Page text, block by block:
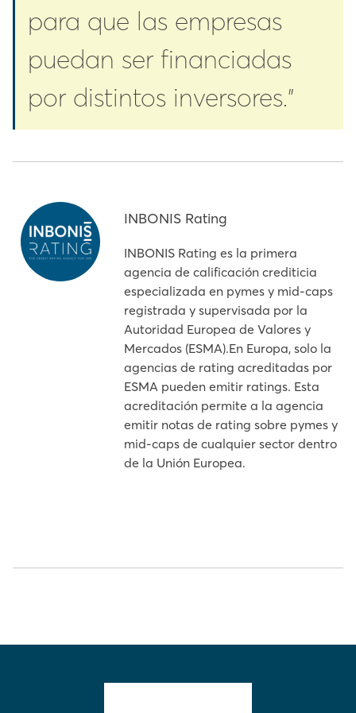
para que las empresas
puedan ser financiadas
por distintos inversores.”
INBONIS Rating
INBONIS Rating es la primera
agencia de calificación crediticia
especializada en pymes y mid-caps
registrada y supervisada por la
Autoridad Europea de Valores y
Mercados (ESMA).En Europa, solo la
agencias de rating acreditadas por
ESMA pueden emitir ratings. Esta
acreditación permite a la agencia
emitir notas de rating sobre pymes y
mid-caps de cualquier sector dentro
de la Unión Europea.